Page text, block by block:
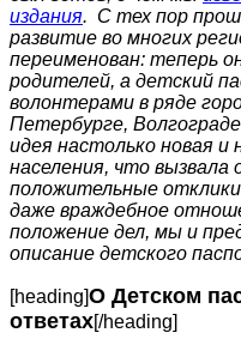
издания. С тех пор
развитие во многих
переименован: теперь
родителей, а детский
волонтерами в ряде
Петербурге,
идея настолько новая и
населения, что
положительные
даже враждебное
положение дел, мы и
описание детского
[heading]О Детском
ответах[/heading]